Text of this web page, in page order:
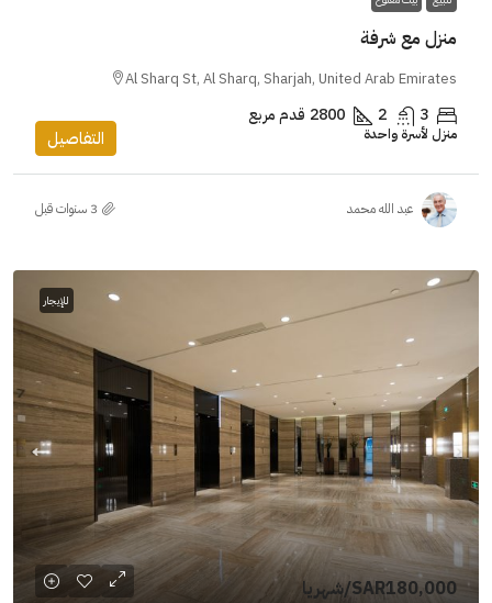
منزل مع شرفة
Al Sharq St, Al Sharq, Sharjah, United Arab Emirates
3
2
2800قدم مربع
منزل لأسرة واحدة التفاصيل
عبد الله محمد
للإيجار
SAR180,000/شهريا